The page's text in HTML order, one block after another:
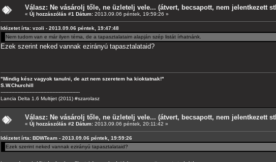
Válasz: Ne vásárolj tőle, ne üzletelj vele... (átvert, becsapott, nem jelentkezett
« Új hozzászólás #1 Dátum: 2013.09.06 péntek, 19:59:26 »
Idézetet írta: vzoli - 2013.09.06 péntek, 19:47:48
Nem tudom van e már ilyen téma, de a tapasztalataim alapján szép listát írhatnánk.
Ezek szerint neked vannak ezirányú tapasztalataid?
"Mindig kész vagyok tanulni, de azt nem szeretem ha kioktatnak!"
S.W.Churchill
----------------------------------------------------
Lancia Delta 1.6 Multijet (2011) #szarolasz
Válasz: Ne vásárolj tőle, ne üzletelj vele... (átvert, becsapott, nem jelentkezett
« Új hozzászólás #2 Dátum: 2013.09.06 péntek, 20:11:42 »
Idézetet írta: BDWTeam - 2013.09.06 péntek, 19:59:26
Ezek szerint neked vannak ezirányú tapasztalataid?